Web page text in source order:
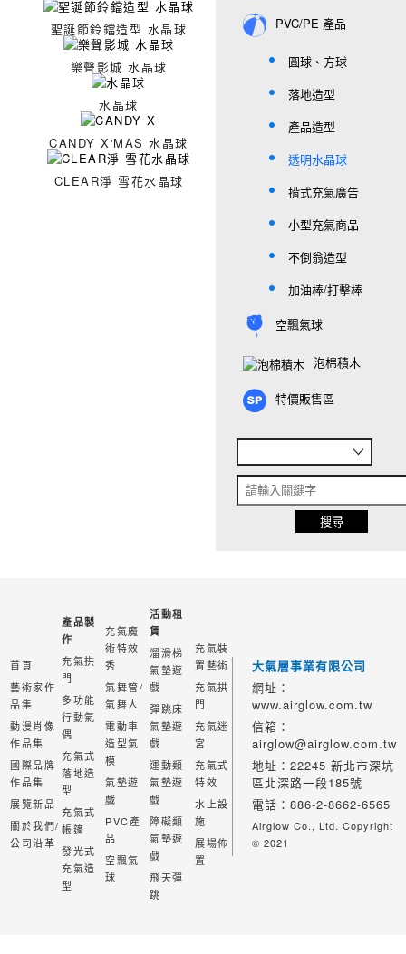
聖誕節鈴鐺造型 水晶球
樂聲影城 水晶球
水晶球
CANDY X'MAS 水晶球
CLEAR淨 雪花水晶球
PVC/PE 產品
圓球、方球
落地造型
產品造型
透明水晶球
揹式充氣廣告
小型充氣商品
不倒翁造型
加油棒/打擊棒
空飄氣球
泡棉積木
特價販售區
首頁
藝術家作
品集
動漫肖像
作品集
國際品牌
作品集
展覽新品
關於我們/
公司沿革
產品製
作
充氣拱
門
多功能
行動氣
偶
充氣式
落地造
型
充氣式
帳篷
發光式
充氣造
型
充氣魔
術特效
秀
氣舞管/
氣舞人
電動車
造型氣
模
氣墊遊
戲
PVC產
品
空飄氣
球
活動租
賃
溜滑梯
氣墊遊
戲
彈跳床
氣墊遊
戲
運動類
氣墊遊
戲
障礙類
氣墊遊
戲
飛天彈
跳
充氣裝
置藝術
充氣拱
門
充氣迷
宮
充氣式
特效
水上設
施
展場佈
置
大氣層事業有限公司
網址：
www.airglow.com.tw
信箱：
airglow@airglow.com.tw
地址：22245 新北市深坑
區北深路一段185號
電話：886-2-8662-6565
Airglow Co., Ltd. Copyright
© 2021